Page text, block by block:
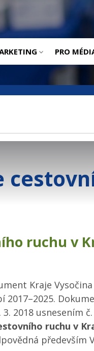
PRO
ruchu v
Kraje
2018 usnesením č.
ruchu v
především